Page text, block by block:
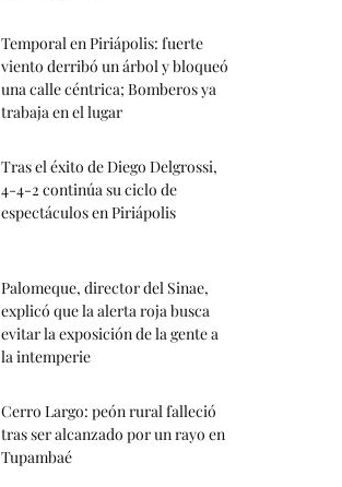
Temporal en Piriápolis: fuerte
viento derribó un árbol y bloqueó
una calle céntrica; Bomberos ya
trabaja en el lugar
Tras el éxito de Diego Delgrossi,
4-4-2 continúa su ciclo de
espectáculos en Piriápolis
Palomeque, director del Sinae,
explicó que la alerta roja busca
evitar la exposición de la gente a
la intemperie
Cerro Largo: peón rural falleció
tras ser alcanzado por un rayo en
Tupambaé